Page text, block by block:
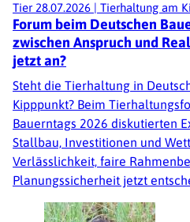
Tier 28.07.2026 | Tierhaltung am
Forum beim Deutschen
zwischen Anspruch und
jetzt an?
Steht die Tierhaltung in
Kipppunkt? Beim
Bauerntags 2026 diskutierten
Stallbau, Investitionen und
Verlässlichkeit, faire
Planungssicherheit jetzt